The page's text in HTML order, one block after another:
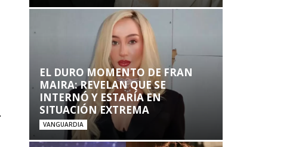
EL DURO MOMENTO DE FRAN
MAIRA: REVELAN QUE SE
INTERNÓ Y ESTARÍA EN
SITUACIÓN EXTREMA
VANGUARDIA